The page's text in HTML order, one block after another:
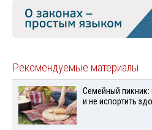
Рекомендуемые материалы
Семейный пикник:
и не испортить